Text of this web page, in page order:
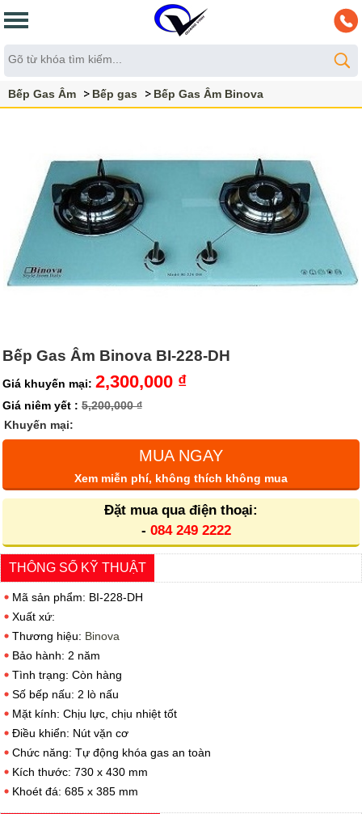
Bếp Gas Âm Bếp gas Bếp Gas Âm Binova
Bếp Gas Âm Binova BI-228-DH
Giá khuyến mại: 2,300,000 ₫
Giá niêm yết : 5,200,000 ₫
Khuyến mại:
MUA NGAY
Xem miễn phí, không thích không mua
Đặt mua qua điện thoại:
- 084 249 2222
THÔNG SỐ KỸ THUẬT
Mã sản phẩm: BI-228-DH
Xuất xứ:
Thương hiệu: Binova
Bảo hành: 2 năm
Tình trạng: Còn hàng
Số bếp nấu: 2 lò nấu
Mặt kính: Chịu lực, chịu nhiệt tốt
Điều khiển: Nút vặn cơ
Chức năng: Tự động khóa gas an toàn
Kích thước: 730 x 430 mm
Khoét đá: 685 x 385 mm